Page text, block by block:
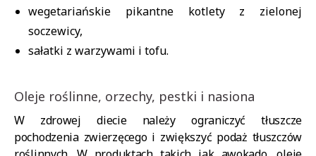
wegetariańskie pikantne kotlety z zielonej
soczewicy,
sałatki z warzywami i tofu.
Oleje roślinne, orzechy, pestki i nasiona
W zdrowej diecie należy ograniczyć tłuszcze
pochodzenia zwierzęcego i zwiększyć podaż tłuszczów